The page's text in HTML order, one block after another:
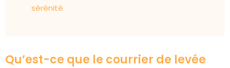
sérénité.
Qu’est-ce que le courrier de levée